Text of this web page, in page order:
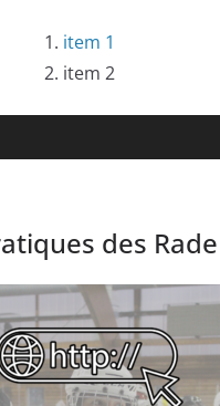
item 1
item 2
des